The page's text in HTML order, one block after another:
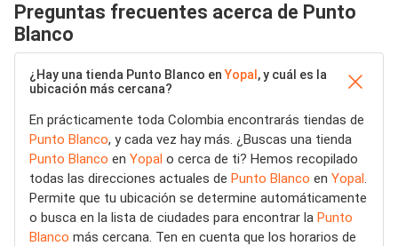
Preguntas frecuentes acerca de Punto
Blanco
¿Hay una tienda Punto Blanco enYopal , y cuál es la
ubicación más cercana?
En prácticamente toda Colombia encontrarás tiendas de
Punto Blanco, y cada vez hay más. ¿Buscas una tienda
Punto Blanco en Yopal o cerca de ti? Hemos recopilado
todas las direcciones actuales de Punto Blanco en Yopal.
Permite que tu ubicación se determine automáticamente
o busca en la lista de ciudades para encontrar la Punto
Blanco más cercana. Ten en cuenta que los horarios de